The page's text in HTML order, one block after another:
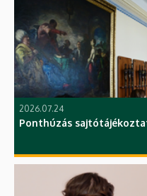
2026.07.24
Ponthúzás